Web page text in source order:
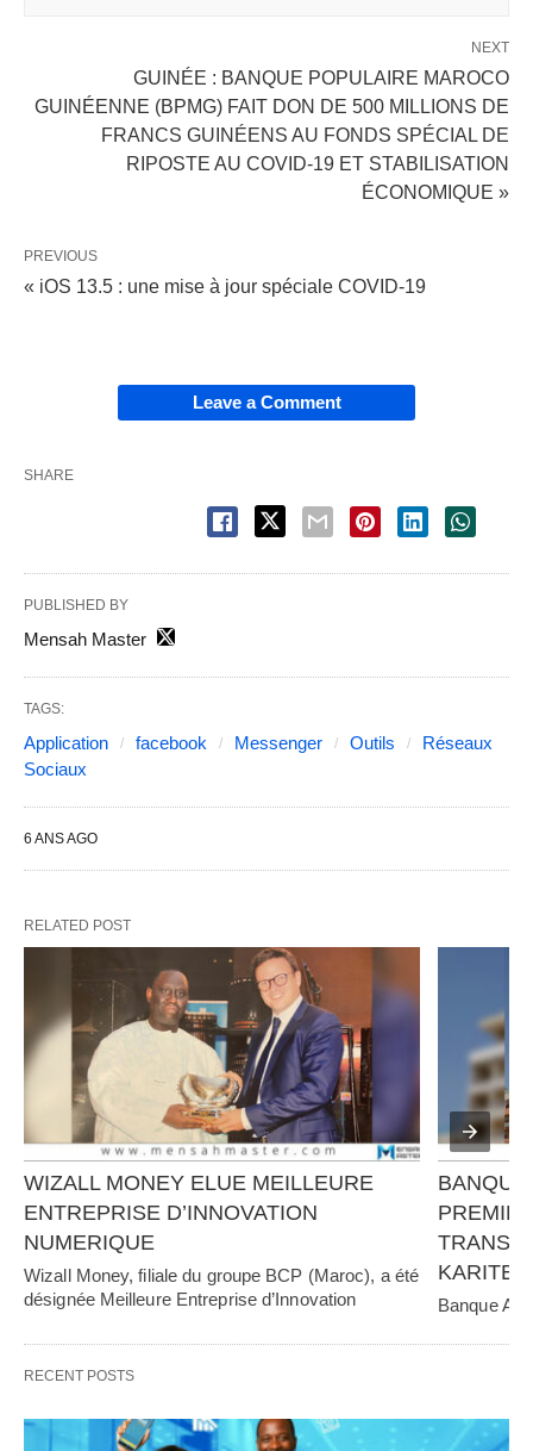
NEXT
GUINÉE : BANQUE POPULAIRE MAROCO
GUINÉENNE (BPMG) FAIT DON DE 500 MILLIONS DE
FRANCS GUINÉENS AU FONDS SPÉCIAL DE
RIPOSTE AU COVID-19 ET STABILISATION
ÉCONOMIQUE »
PREVIOUS
« iOS 13.5 : une mise à jour spéciale COVID-19
Leave a Comment
SHARE
PUBLISHED BY
Mensah Master
TAGS:
Application facebook Messenger Outils
Réseaux
Sociaux
6 ANS AGO
RELATED POST
WIZALL MONEY ELUE MEILLEURE
ENTREPRISE D’INNOVATION
NUMERIQUE
Wizall Money, filiale du groupe BCP (Maroc), a été
désignée Meilleure Entreprise d’Innovation
KARITE
Banque
RECENT POSTS